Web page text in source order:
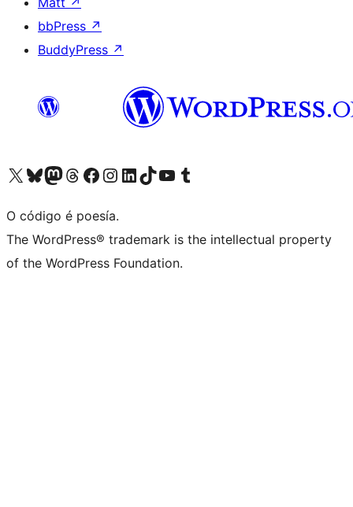
bbPress ↗
BuddyPress ↗
Visita la cuenta de X (anteriormente Twitter)
Visita a nosa conta de Bluesky
Visita a nosa conta de Mastodon
Visita a nosa conta de Threads
Visita a nosa páxina de Facebook
Visita a nosa conta de Instagram
Visita a nosa conta de LinkedIn
Visita a nosa conta de TikTok
Visita a nosa canle de YouTube
Visita a nosa conta de Tumblr
O código é poesía.
The WordPress® trademark is the intellectual property
of the WordPress Foundation.